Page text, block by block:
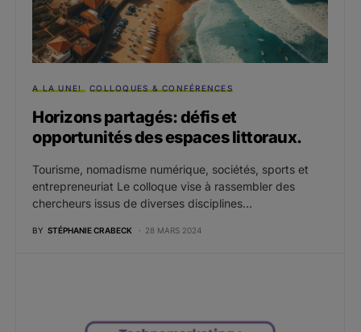
A LA UNE! COLLOQUES & CONFÉRENCES
Horizons partagés: défis et
opportunités des espaces littoraux.
Tourisme, nomadisme numérique, sociétés, sports et
entrepreneuriat Le colloque vise à rassembler des
chercheurs issus de diverses disciplines…
BY STÉPHANIE CRABECK 28 MARS 2024